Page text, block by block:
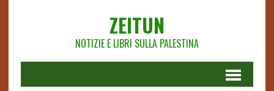
ZEITUN
NOTIZIE E LIBRI SULLA PALESTINA